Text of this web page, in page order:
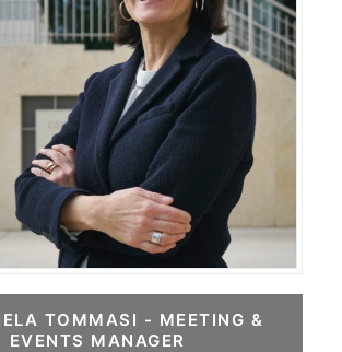
TOMMASI - MEETING &
EVENTS MANAGER